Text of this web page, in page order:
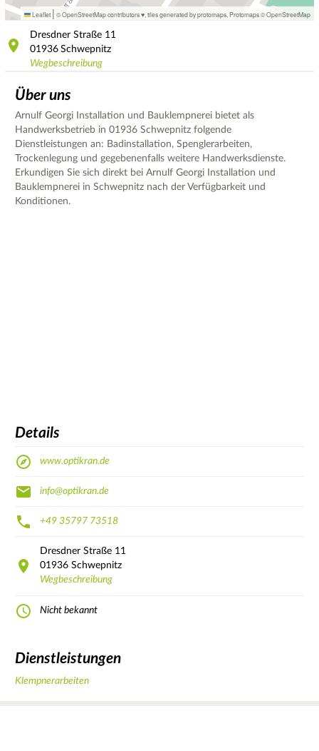
Leaflet | © OpenStreetMap contributors ♥, tiles generated by protomaps Protomaps©OpenStreetMap
Dresdner Straße 11
01936 Schwepnitz
Wegbeschreibung
Über uns
Arnulf Georgi Installation und Bauklempnerei bietet als
Handwerksbetrieb in 01936 Schwepnitz folgende
Dienstleistungen an: Badinstallation, Spenglerarbeiten,
Trockenlegung und gegebenenfalls weitere Handwerksdienste.
Erkundigen Sie sich direkt bei Arnulf Georgi Installation und
Bauklempnerei in Schwepnitz nach der Verfügbarkeit und
Konditionen.
Details
www.optikran.de
info@optikran.de
+49 35797 73518
Dresdner Straße 11
01936 Schwepnitz
Wegbeschreibung
Nicht bekannt
Dienstleistungen
Klempnerarbeiten